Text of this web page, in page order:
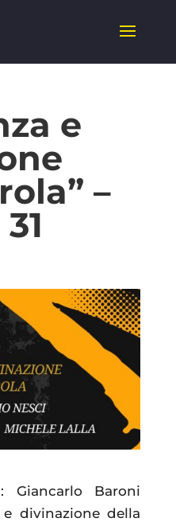
e
–
Giancarlo Baroni
divinazione della